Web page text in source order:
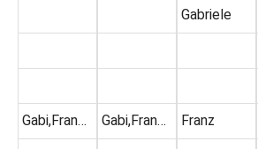
Gabi,Fran… Gabi,Fran…
Gabriele
Franz